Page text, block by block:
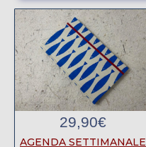
29,90€
AGENDA SETTIMANALE